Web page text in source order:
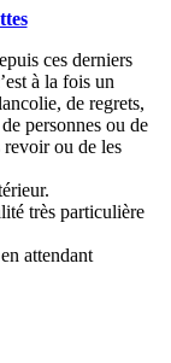
ces derniers
à la fois un
de regrets,
personnes ou de
revoir ou de les
très particulière
attendant